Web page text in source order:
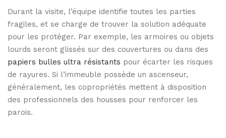
Durant la visite, l’équipe identifie toutes les parties
fragiles, et se charge de trouver la solution adéquate
pour les protéger. Par exemple, les armoires ou objets
lourds seront glissés sur des couvertures ou dans des
papiers bulles ultra résistants pour écarter les risques
de rayures. Si l’immeuble possède un ascenseur,
généralement, les copropriétés mettent à disposition
des professionnels des housses pour renforcer les
parois.